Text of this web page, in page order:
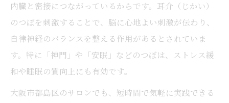
内臓と密接につながっているからです。耳介（じかい）
のつぼを刺激することで、脳に心地よい刺激が伝わり、
自律神経のバランスを整える作用があるとされていま
す。特に「神門」や「安眠」などのつぼは、ストレス緩
和や睡眠の質向上にも有効です。
大阪市都島区のサロンでも、短時間で気軽に実践できる